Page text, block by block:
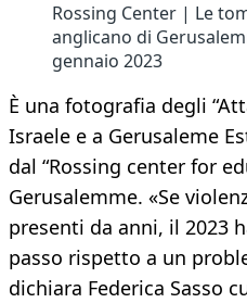
Rossing Center | Le
anglicano di
gennaio 2023
È una fotografia degli
Israele e a Gerusaleme
dal “Rossing center for
Gerusalemme. «Se
presenti da anni, il 2023
passo rispetto a un
dichiara Federica Sasso